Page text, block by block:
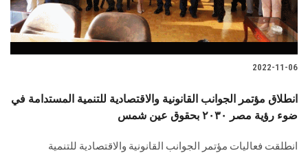
2022-11-06
انطلاق مؤتمر الجوانب القانونية والاقتصادية للتنمية المستدامة في
ضوء رؤية مصر ۲۰۳۰ بحقوق عين شمس
انطلقت فعاليات مؤتمر الجوانب القانونية والاقتصادية للتنمية